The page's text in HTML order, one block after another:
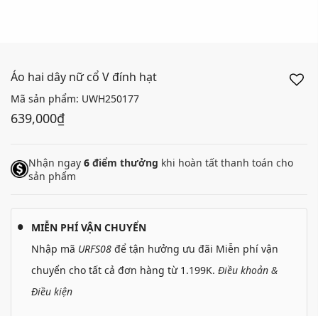
Áo hai dây nữ cổ V đính hạt
Mã sản phẩm: UWH250177
639,000₫
Nhận ngay 6 điểm thưởng khi hoàn tất thanh toán cho
sản phẩm
MIỄN PHÍ VẬN CHUYỂN
Nhập mã URFS08 để tận hưởng ưu đãi Miễn phí vận
chuyển cho tất cả đơn hàng từ 1.199K. Điều khoản &
Điều kiện